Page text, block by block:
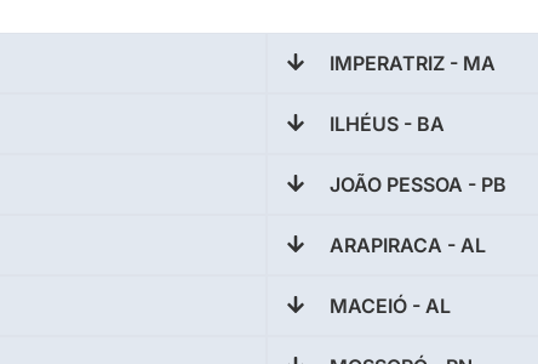
IMPERATRIZ - MA
ILHÉUS - BA
JOÃO PESSOA - PB
ARAPIRACA - AL
MACEIÓ - AL